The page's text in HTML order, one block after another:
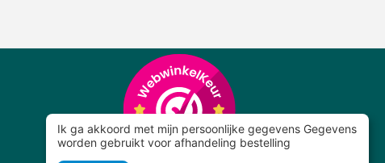
Ik ga akkoord met mijn persoonlijke gegevens Gegevens
worden gebruikt voor afhandeling bestelling